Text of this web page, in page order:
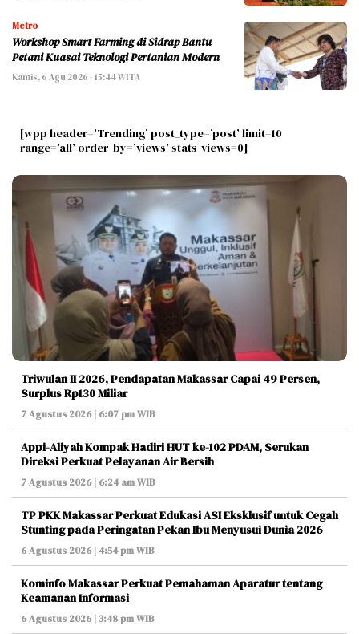
Metro
Workshop Smart Farming di Sidrap Bantu
Petani Kuasai Teknologi Pertanian Modern
Kamis, 6 Agu 2026 - 15:44 WITA
[wpp header=’Trending’ post_type=’post’ limit=10
range=’all’ order_by=’views’ stats_views=0]
Triwulan II 2026, Pendapatan Makassar Capai 49 Persen,
Surplus Rp130 Miliar
7 Agustus 2026 | 6:07 pm WIB
Appi-Aliyah Kompak Hadiri HUT ke-102 PDAM, Serukan
Direksi Perkuat Pelayanan Air Bersih
7 Agustus 2026 | 6:24 am WIB
TP PKK Makassar Perkuat Edukasi ASI Eksklusif untuk Cegah
Stunting pada Peringatan Pekan Ibu Menyusui Dunia 2026
6 Agustus 2026 | 4:54 pm WIB
Kominfo Makassar Perkuat Pemahaman Aparatur tentang
Keamanan Informasi
6 Agustus 2026 | 3:48 pm WIB